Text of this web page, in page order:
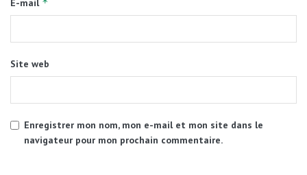
E-mail
Site web
Enregistrer mon nom, mon e-mail et mon site dans le
navigateur pour mon prochain commentaire.